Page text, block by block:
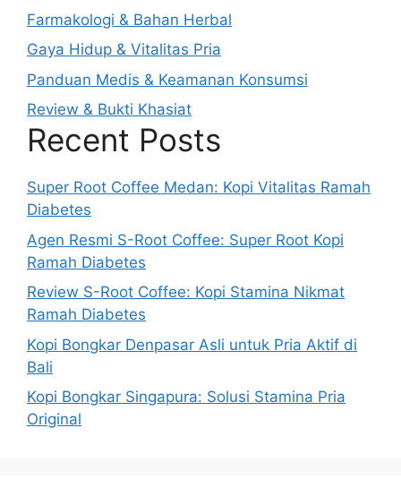
Farmakologi & Bahan Herbal
Gaya Hidup & Vitalitas Pria
Panduan Medis & Keamanan Konsumsi
Review & Bukti Khasiat
Recent Posts
Super Root Coffee Medan: Kopi Vitalitas Ramah
Diabetes
Agen Resmi S-Root Coffee: Super Root Kopi
Ramah Diabetes
Review S-Root Coffee: Kopi Stamina Nikmat
Ramah Diabetes
Kopi Bongkar Denpasar Asli untuk Pria Aktif di
Bali
Kopi Bongkar Singapura: Solusi Stamina Pria
Original